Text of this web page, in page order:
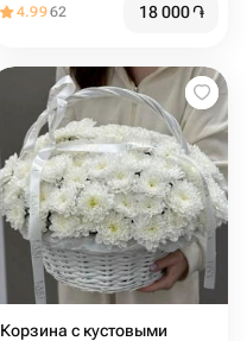
4.9962 18 000֏
Корзина с кустовыми